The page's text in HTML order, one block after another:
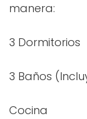
manera:
3 Dormitorios
3 Baños
Cocina